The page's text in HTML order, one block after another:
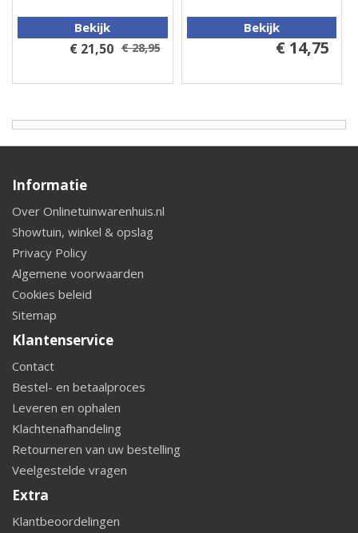
Bekijk
€ 21,50 € 28,95
Bekijk
€ 14,75
Informatie
Over Onlinetuinwarenhuis.nl
Showtuin, winkel & opslag
Privacy Policy
Algemene voorwaarden
Cookies beleid
Sitemap
Klantenservice
Contact
Bestel- en betaalproces
Leveren en ophalen
Klachtenafhandeling
Retourneren van uw bestelling
Veelgestelde vragen
Extra
Klantbeoordelingen